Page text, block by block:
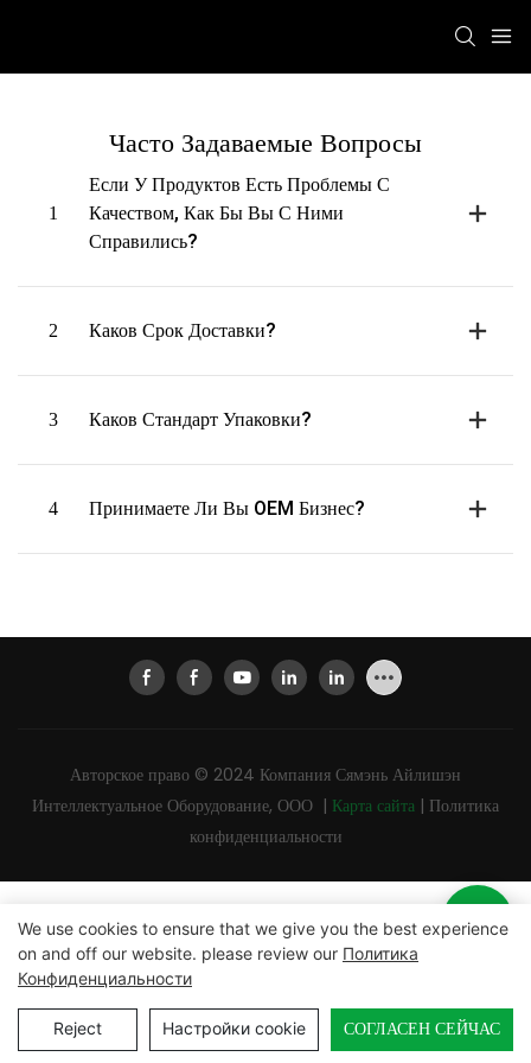
Часто Задаваемые Вопросы
1
Если У Продуктов Есть Проблемы С
Качеством, Как Бы Вы С Ними
Справились?
2 Каков Срок Доставки?
3 Каков Стандарт Упаковки?
4 Принимаете Ли Вы OEM Бизнес?
Авторское право © 2024 Компания Сямэнь Айлишэн
Интеллектуальное Оборудование, ООО | Карта сайта | Политика
конфиденциальности
We use cookies to ensure that we give you the best experience
on and off our website. please review our Политика
Конфиденциальности
Reject Настройки cookie СОГЛАСЕН СЕЙЧАС